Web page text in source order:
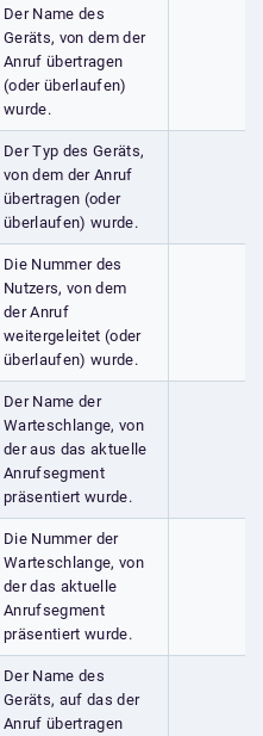
Der Name des
Geräts, von dem der
Anruf übertragen
(oder überlaufen)
wurde.
Der Typ des Geräts,
von dem der Anruf
übertragen (oder
überlaufen) wurde.
Die Nummer des
Nutzers, von dem
der Anruf
weitergeleitet (oder
überlaufen) wurde.
Der Name der
Warteschlange, von
der aus das aktuelle
Anrufsegment
präsentiert wurde.
Die Nummer der
Warteschlange, von
der das aktuelle
Anrufsegment
präsentiert wurde.
Der Name des
Geräts, auf das der
Anruf übertragen